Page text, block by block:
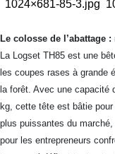
Le colosse de l’abattage
La Logset TH85 est une
les coupes rases à grande
la forêt. Avec une capacité
kg, cette tête est bâtie
plus puissantes du
pour les entrepreneurs